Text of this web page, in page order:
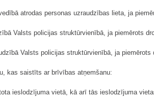
atrodas personas uzraudzības lieta, ja
Valsts policijas struktūrvienībā, ja piemērots
Valsts policijas struktūrvienībā, ja
kas saistīts ar brīvības atņemšanu:
ieslodzījuma vietā, kā arī tās ieslodzījuma